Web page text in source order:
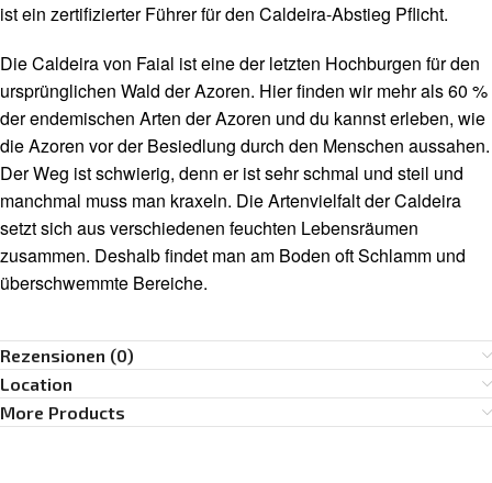
ist ein zertifizierter Führer für den Caldeira-Abstieg Pflicht.
Die Caldeira von Faial ist eine der letzten Hochburgen für den
ursprünglichen Wald der Azoren. Hier finden wir mehr als 60 %
der endemischen Arten der Azoren und du kannst erleben, wie
die Azoren vor der Besiedlung durch den Menschen aussahen.
Der Weg ist schwierig, denn er ist sehr schmal und steil und
manchmal muss man kraxeln. Die Artenvielfalt der Caldeira
setzt sich aus verschiedenen feuchten Lebensräumen
zusammen. Deshalb findet man am Boden oft Schlamm und
überschwemmte Bereiche.
Rezensionen (0)
Location
More Products